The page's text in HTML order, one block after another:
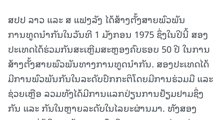
ສປປ ລາວ ແລະ ສ ແຟງລັງ ໄດ້ສ້າງຕັ້ງສາຍພົວພັນ
ການທູດນຳກັນໃນວັນທີ 1 ມັງກອນ 1975 ຊຶ່ງໃນປີນີ້ ສອງ
ປະເທດໄດ້ຮ່ວມກັນສະເຫຼີມສະຫຼອງຄົບຮອບ 50 ປີ ໃນການ
ສ້າງຕັ້ງສາຍພົວພັນທາງການທູດນຳກັນ. ສອງປະເທດໄດ້
ມີການພົວພັນກັນໃນລະດັບປົກກະຕິໂດຍມີການຮ່ວມມື ແລະ
ຊ່ວຍເຫຼືອ ລວມທັງໄດ້ມີການແລກປ່ຽນການຢ້ຽມຢາມຊຶ່ງ
ກັນ ແລະ ກັນໃນຫຼາຍລະດັບໃນໄລຍະຜ່ານມາ. ທັງສອງ